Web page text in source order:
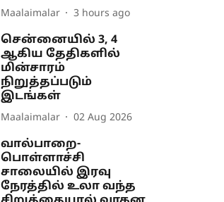
Maalaimalar 3 hours ago
சென்னையில் 3, 4
ஆகிய தேதிகளில்
மின்சாரம்
நிறுத்தப்படும்
இடங்கள்
Maalaimalar 02 Aug 2026
வால்பாறை-
பொள்ளாச்சி
சாலையில் இரவு
நேரத்தில் உலா வந்த